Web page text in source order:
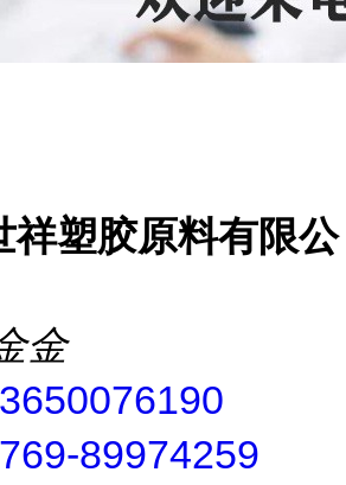
祥塑胶原料有限公
金
89974259